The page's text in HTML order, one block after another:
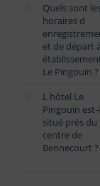
Quels sont
horaires d
et de départ
Le Pingouin ?
L hôtel Le
Pingouin est-
situé près du
centre de
Bennecourt ?